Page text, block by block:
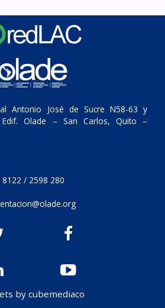
Antonio José de Sucre N58-63 y
Edif. Olade – San Carlos, Quito –
/ 2598 280
by cubemediaco